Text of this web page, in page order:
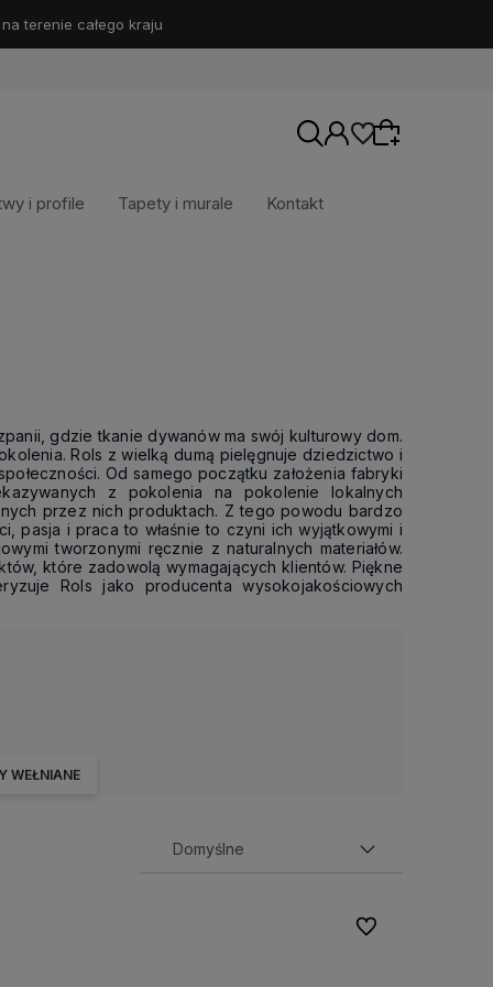
na terenie całego kraju
i profile Tapety i murale Kontakt
gdzie tkanie dywanów ma swój kulturowy dom.
Rols z wielką dumą pielęgnuje dziedzictwo i
Od samego początku założenia fabryki
z pokolenia na pokolenie lokalnych
przez nich produktach. Z tego powodu bardzo
pasja i praca to właśnie to czyni ich wyjątkowymi i
tworzonymi ręcznie z naturalnych materiałów.
które zadowolą wymagających klientów. Piękne
Rols jako producenta wysokojakościowych
WEŁNIANE
Do ulubionych